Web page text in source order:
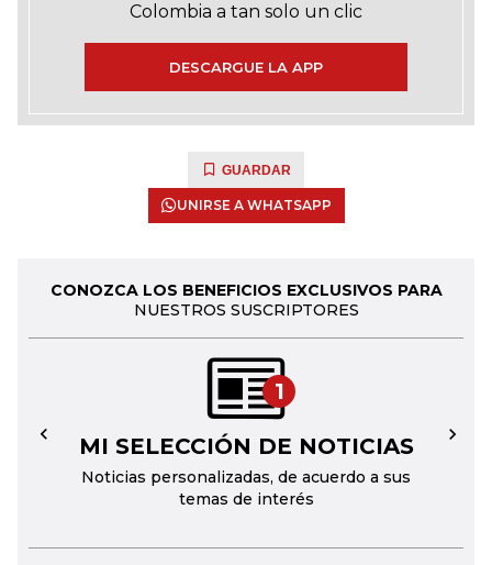
Colombia a tan solo un clic
DESCARGUE LA APP
GUARDAR
UNIRSE A WHATSAPP
CONOZCA LOS BENEFICIOS EXCLUSIVOS PARA
NUESTROS SUSCRIPTORES
1
MI SELECCIÓN DE NOTICIAS
Noticias personalizadas, de acuerdo a sus
temas de interés
← →